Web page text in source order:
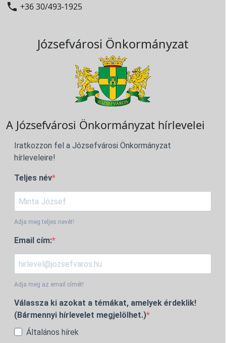
 +36 30/493-1925
Józsefvárosi Önkormányzat
A Józsefvárosi Önkormányzat hírlevelei
Iratkozzon fel a Józsefvárosi Önkormányzat
hírleveleire!
Teljes név
Adja meg teljes nevét!
Email cím:
Adja meg az email címét!
Válassza ki azokat a témákat, amelyek érdeklik!
(Bármennyi hírlevelet megjelölhet.)
Általános hírek